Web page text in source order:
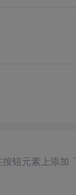
按钮元素上添加